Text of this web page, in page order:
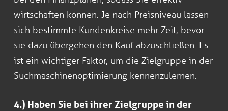
wirtschaften können. Je nach Preisniveau lassen
sich bestimmte Kundenkreise mehr Zeit, bevor
sie dazu übergehen den Kauf abzuschließen. Es
ist ein wichtiger Faktor, um die Zielgruppe in der
Suchmaschinenoptimierung kennenzulernen.
4.) Haben Sie bei ihrer Zielgruppe in der